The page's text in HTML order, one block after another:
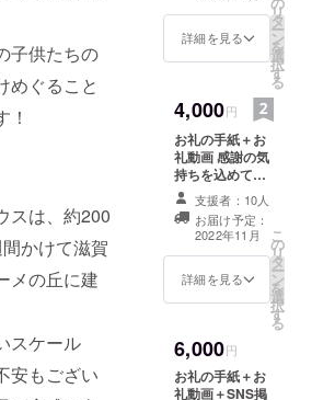
子供たちの
めぐること
！
スは、約200
かけて滋賀
メの丘に建
スケール
安もござい
2014 年に
「学生団体
Clown 」の
「 TMP」 と
いう団体の
活動の１つ
として、丹
波市にて地
元の工務店
の方々の協
力のもと、
ツリーハウ
たしまし
た。そこ
で、昔誰も
詳細を見る
リ
タ
ー
ン
を
選
択
す
る
4,000円
お礼の手紙＋お
礼動画 感謝の気
持ちを込めて、
お手紙と動画を
送らせていただ
きます！！ ※お
礼動画とは…
mp4形式の動画
をメールにて送
ト端末でご視聴
ください。 （無
許可での動画の
支援者：10人
お届け予定：
2022年11月
詳細を見る
こ
の
リ
タ
ー
ン
を
選
択
す
る
6,000円
お礼の手紙＋お
礼動画＋SNS掲